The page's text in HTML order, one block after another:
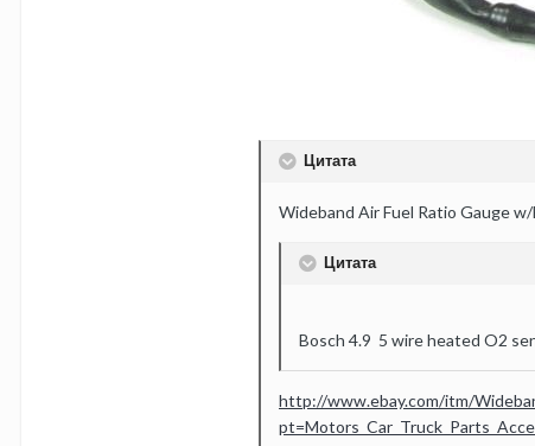
Цитата
Wideband Air Fuel Ratio Gauge
Цитата
Bosch 4.9 5 wire heated O2
http://www.ebay.com/itm/